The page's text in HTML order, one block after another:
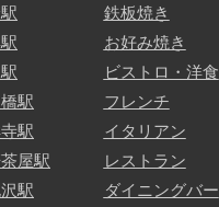
駅
駅
屋駅
駅
鉄板焼き
お好み焼き
ビストロ・洋食
フレンチ
イタリアン
レストラン
ダイニングバー